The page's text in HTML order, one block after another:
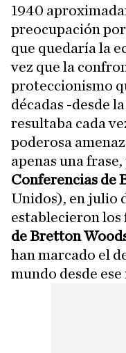
1940
preocupación
que quedaría la
vez que la
proteccionismo
décadas -desde
resultaba cada
poderosa
apenas una
Conferencias de
Unidos), en julio
establecieron
de Bretton
han marcado el
mundo desde